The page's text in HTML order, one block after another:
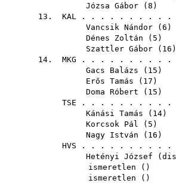
Józsa Gábor ( 8
13. KAL . . . . . . . . . . .
Vancsik Nándor ( 6
Dénes Zoltán ( 5
Szattler Gábor ( 16
14. MKG . . . . . . . . . . .
Gacs Balázs ( 15
Erős Tamás ( 17
Doma Róbert ( 15
TSE . . . . . . . . . .
Kánási Tamás ( 14
Korcsok Pál ( 5
Nagy István ( 16
HVS . . . . . . . . . .
Hetényi József (